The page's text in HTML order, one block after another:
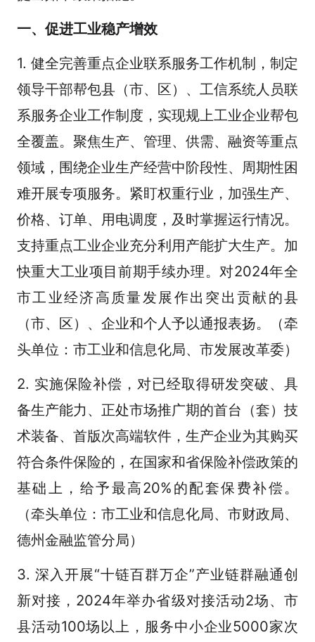
一、促进工业稳产增效
1. 健全完善重点企业联系服务工作机制，制定
领导干部帮包县（市、区）、工信系统人员联
系服务企业工作制度，实现规上工业企业帮包
全覆盖。聚焦生产、管理、供需、融资等重点
领域，围绕企业生产经营中阶段性、周期性困
难开展专项服务。紧盯权重行业，加强生产、
价格、订单、用电调度，及时掌握运行情况。
支持重点工业企业充分利用产能扩大生产。加
快重大工业项目前期手续办理。对2024年全
市工业经济高质量发展作出突出贡献的县
（市、区）、企业和个人予以通报表扬。（牵
头单位：市工业和信息化局、市发展改革委）
2. 实施保险补偿，对已经取得研发突破、具
备生产能力、正处市场推广期的首台（套）技
术装备、首版次高端软件，生产企业为其购买
符合条件保险的，在国家和省保险补偿政策的
基础上，给予最高20%的配套保费补偿。
（牵头单位：市工业和信息化局、市财政局、
德州金融监管分局）
3. 深入开展“十链百群万企”产业链群融通创
新对接，2024年举办省级对接活动2场、市
县活动100场以上，服务中小企业5000家次